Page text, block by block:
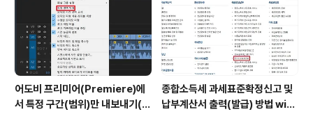
어도비 프리미어(Premiere)에
서 특정 구간(범위)만 내보내기(출
종합소득세 과세표준확정신고 및
납부계산서 출력(발급) 방법 with